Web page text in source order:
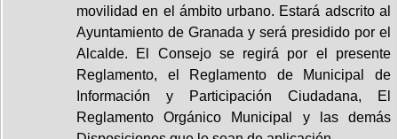
movilidad en el ámbito urbano. Estará adscrito al
Ayuntamiento de Granada y será presidido por el
Alcalde. El Consejo se regirá por el presente
Reglamento, el Reglamento de Municipal de
Información y Participación Ciudadana, El
Reglamento Orgánico Municipal y las demás